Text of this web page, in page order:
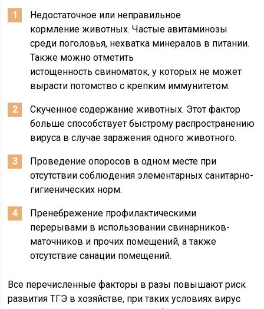
Недостаточное или неправильное
кормление животных. Частые авитаминозы
среди поголовья, нехватка минералов в питании.
Также можно отметить
истощенность свиноматок, у которых не может
вырасти потомство с крепким иммунитетом.
Скученное содержание животных. Этот фактор
больше способствует быстрому распространению
вируса в случае заражения одного животного.
Проведение опоросов в одном месте при
отсутствии соблюдения элементарных санитарно-
гигиенических норм.
Пренебрежение профилактическими
перерывами в использовании свинарников-
маточников и прочих помещений, а также
отсутствие санации помещений.
Все перечисленные факторы в разы повышают риск
развития ТГЭ в хозяйстве, при таких условиях вирус